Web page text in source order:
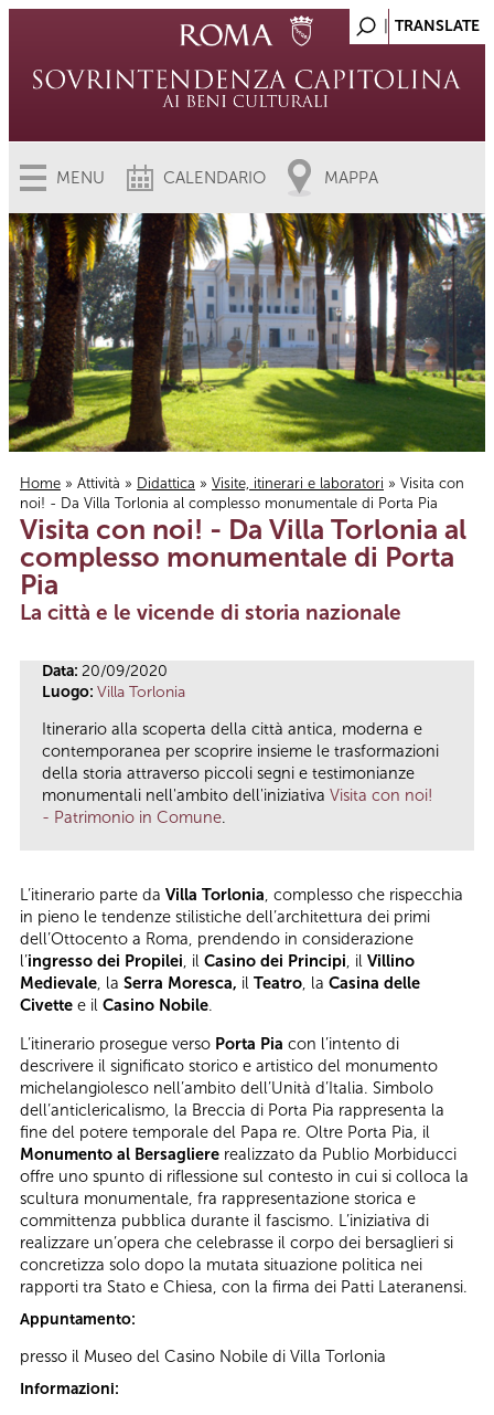
MENU CALENDARIO MAPPA
Tu sei qui
Home » Attività » Didattica » Visite, itinerari e laboratori » Visita con
noi! - Da Villa Torlonia al complesso monumentale di Porta Pia
Visita con noi! - Da Villa Torlonia al
complesso monumentale di Porta
Pia
La città e le vicende di storia nazionale
Data: 20/09/2020
Luogo: Villa Torlonia
Itinerario alla scoperta della città antica, moderna e
contemporanea per scoprire insieme le trasformazioni
della storia attraverso piccoli segni e testimonianze
monumentali nell'ambito dell'iniziativa Visita con noi!
- Patrimonio in Comune.
L’itinerario parte da Villa Torlonia, complesso che rispecchia
in pieno le tendenze stilistiche dell’architettura dei primi
dell’Ottocento a Roma, prendendo in considerazione
l’ingresso dei Propilei, il Casino dei Principi, il Villino
Medievale, la Serra Moresca, il Teatro, la Casina delle
Civette e il Casino Nobile.
L’itinerario prosegue verso Porta Pia con l’intento di
descrivere il significato storico e artistico del monumento
michelangiolesco nell’ambito dell’Unità d’Italia. Simbolo
dell’anticlericalismo, la Breccia di Porta Pia rappresenta la
fine del potere temporale del Papa re. Oltre Porta Pia, il
Monumento al Bersagliere realizzato da Publio Morbiducci
offre uno spunto di riflessione sul contesto in cui si colloca la
scultura monumentale, fra rappresentazione storica e
committenza pubblica durante il fascismo. L’iniziativa di
realizzare un’opera che celebrasse il corpo dei bersaglieri si
concretizza solo dopo la mutata situazione politica nei
rapporti tra Stato e Chiesa, con la firma dei Patti Lateranensi.
Appuntamento:
presso il Museo del Casino Nobile di Villa Torlonia
Informazioni: